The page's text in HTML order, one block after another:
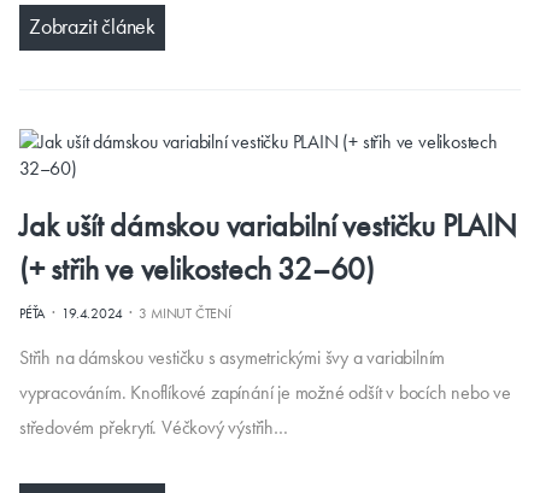
Zobrazit článek
Jak ušít dámskou variabilní vestičku PLAIN
(+ střih ve velikostech 32–60)
PÉŤA· 19.4.2024· 3 MINUT ČTENÍ
Střih na dámskou vestičku s asymetrickými švy a variabilním
vypracováním. Knoflíkové zapínání je možné odšít v bocích nebo ve
středovém překrytí. Véčkový výstřih…